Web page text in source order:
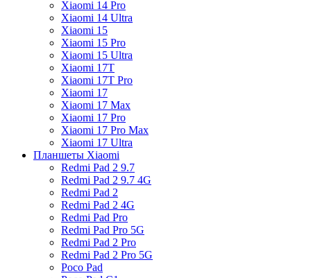
Xiaomi 14 Pro
Xiaomi 14 Ultra
Xiaomi 15
Xiaomi 15 Pro
Xiaomi 15 Ultra
Xiaomi 17T
Xiaomi 17T Pro
Xiaomi 17
Xiaomi 17 Max
Xiaomi 17 Pro
Xiaomi 17 Pro Max
Xiaomi 17 Ultra
Планшеты Xiaomi
Redmi Pad 2 9.7
Redmi Pad 2 9.7 4G
Redmi Pad 2
Redmi Pad 2 4G
Redmi Pad Pro
Redmi Pad Pro 5G
Redmi Pad 2 Pro
Redmi Pad 2 Pro 5G
Poco Pad